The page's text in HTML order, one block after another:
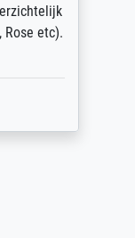
etc).